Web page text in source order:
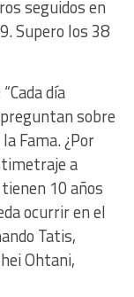
seguidos en
Supero los 38
día
sobre
Fama. ¿Por
a
10 años
ocurrir en el
Tatis,
Ohtani,